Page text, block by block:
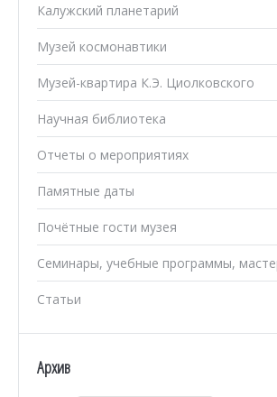
Калужский планетарий
Музей космонавтики
Музей-квартира К.Э. Циолковского
Научная библиотека
Отчеты о мероприятиях
Памятные даты
Почётные гости музея
Семинары, учебные программы,
Статьи
Архив